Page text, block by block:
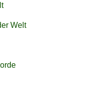
Welt